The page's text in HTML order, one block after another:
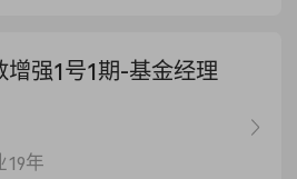
该次清算基准日投资者持有
有份额计提业绩报酬。连续两
提业绩报酬的间隔期不应短于6
(投资者赎回或基金清算计提的
酬除外)。
增强1号1期-基金经理
19年